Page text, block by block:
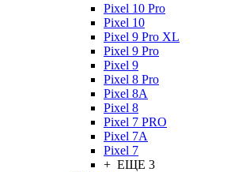
Pixel 10 Pro
Pixel 10
Pixel 9 Pro XL
Pixel 9 Pro
Pixel 9
Pixel 8 Pro
Pixel 8A
Pixel 8
Pixel 7 PRO
Pixel 7A
Pixel 7
+ ЕЩЕ 3